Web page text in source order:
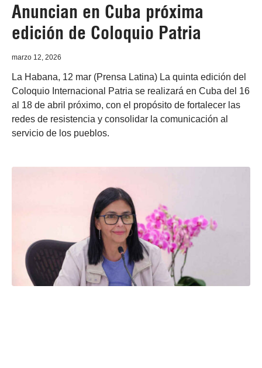
Anuncian en Cuba próxima
edición de Coloquio Patria
marzo 12, 2026
La Habana, 12 mar (Prensa Latina) La quinta edición del
Coloquio Internacional Patria se realizará en Cuba del 16
al 18 de abril próximo, con el propósito de fortalecer las
redes de resistencia y consolidar la comunicación al
servicio de los pueblos.